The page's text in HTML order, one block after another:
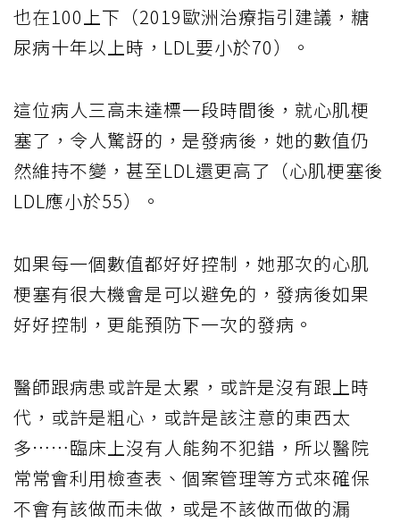
也在100上下（2019歐洲治療指引建議，糖
尿病十年以上時，LDL要小於70）。
這位病人三高未達標一段時間後，就心肌梗
塞了，令人驚訝的，是發病後，她的數值仍
然維持不變，甚至LDL還更高了（心肌梗塞後
LDL應小於55）。
如果每一個數值都好好控制，她那次的心肌
梗塞有很大機會是可以避免的，發病後如果
好好控制，更能預防下一次的發病。
醫師跟病患或許是太累，或許是沒有跟上時
代，或許是粗心，或許是該注意的東西太
多……臨床上沒有人能夠不犯錯，所以醫院
常常會利用檢查表、個案管理等方式來確保
不會有該做而未做，或是不該做而做的漏